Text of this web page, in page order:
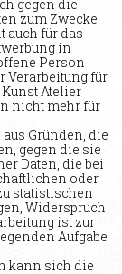
gegen die
zum Zwecke
auch für das
in
Person
Verarbeitung für
Atelier
nicht mehr für
Gründen, die
gegen die sie
Daten, die bei
oder
statistischen
Widerspruch
ist zur
Aufgabe
kann sich die